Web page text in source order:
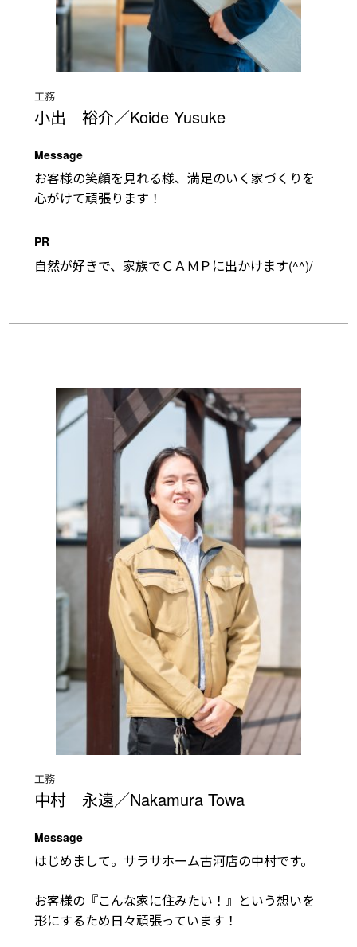
工務
小出 裕介／Koide Yusuke
Message
お客様の笑顔を見れる様、満足のいく家づくりを
心がけて頑張ります！
PR
自然が好きで、家族でＣＡＭＰに出かけます(^^)/
工務
中村 永遠／Nakamura Towa
Message
はじめまして。サラサホーム古河店の中村です。
お客様の『こんな家に住みたい！』という想いを
形にするため日々頑張っています！